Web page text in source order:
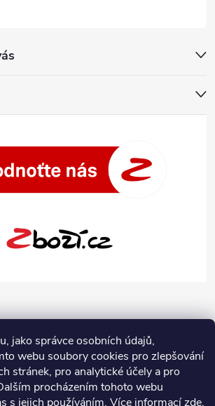
jako správce osobních údajů,
webu soubory cookies pro zlepšování
stránek, pro analytické účely a pro
procházením tohoto webu
s jejich používáním. Více informacízde.